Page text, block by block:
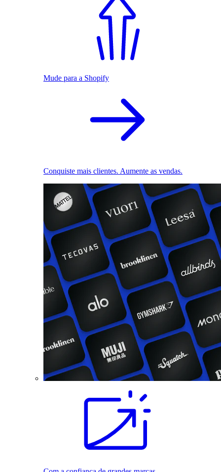
Mude para a Shopify
Conquiste mais clientes. Aumente as vendas.